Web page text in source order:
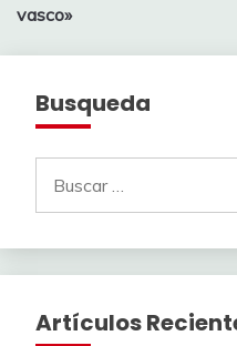
vasco»
Busqueda
Artículos